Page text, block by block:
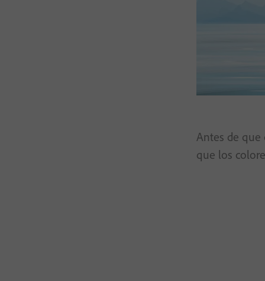
Antes de que
que los